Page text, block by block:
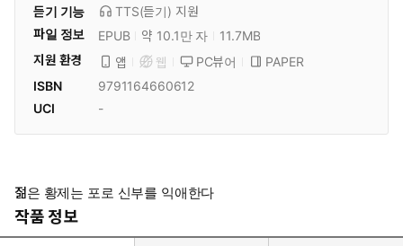
듣기 기능
TTS(듣기) 지원
파일 정보
EPUB 약 10.1만 자
11.7MB
지원 환경
앱 웹 PC뷰어
PAPER
ISBN
9791164660612
UCI
-
젊은 황제는 포로 신부를 익애한다
작품 정보